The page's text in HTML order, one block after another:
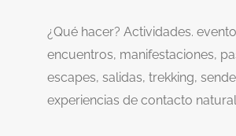
¿Qué hacer? Actividades.
encuentros, manifestaciones,
escapes, salidas, trekking,
experiencias de contacto